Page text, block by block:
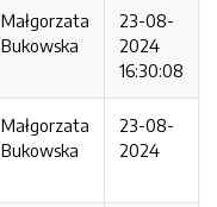
Małgorzata
Bukowska
23-08-
2024
16:30:08
Małgorzata
Bukowska
23-08-
2024